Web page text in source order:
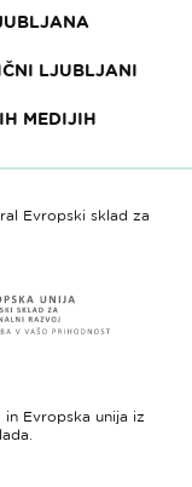
LJUBLJANI
MEDIJIH
Evropski sklad za
do
spletne
-
Evropska unija iz